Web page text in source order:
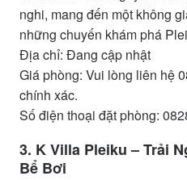
nghi, mang đến một không
những chuyến khám phá
Địa chỉ: Đang cập nhật
Giá phòng: Vui lòng liên hệ
chính xác.
Số điện thoại đặt phòng:
3. K Villa Pleiku – Trải
Bể Bơi